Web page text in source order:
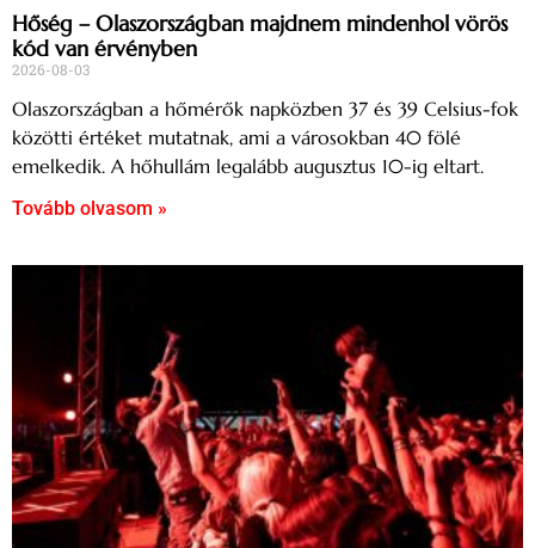
Hőség – Olaszországban majdnem mindenhol vörös
kód van érvényben
2026-08-03
Olaszországban a hőmérők napközben 37 és 39 Celsius-fok
közötti értéket mutatnak, ami a városokban 40 fölé
emelkedik. A hőhullám legalább augusztus 10-ig eltart.
Tovább olvasom »